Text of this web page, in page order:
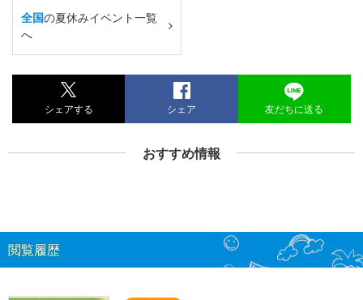
全国の夏休みイベント一覧
へ
シェアする シェア 友だちに送る
おすすめ情報
閲覧履歴